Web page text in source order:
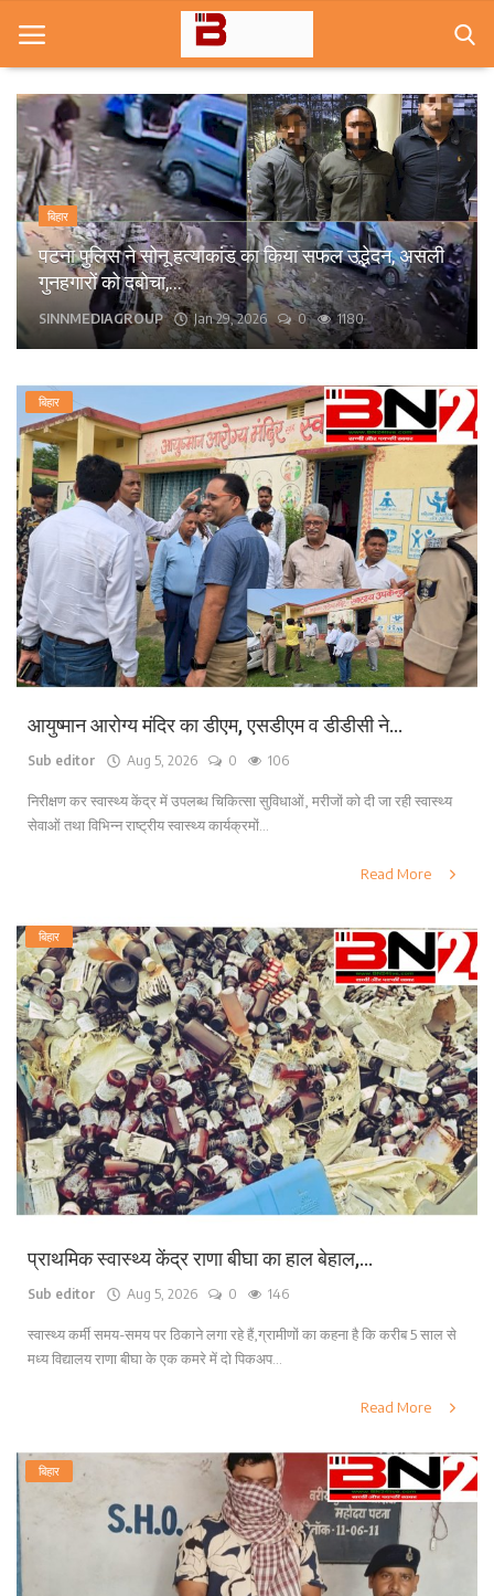
Home
खबरे
खेल
करियर
स्त्री
राज्य
कृषि
मूवी मसाला
लाइफ स्टाइल
पर्यटन
धर्म
अन्य
बिहार
पटना के कंकड़बाग केंद्रीय विद्यालय के पास बीच सड़क पर
गिरा पेड़, आवागमन बाधित।
bn24live Sep 13, 2025 0 1568
बिहार
आयुष्मान आरोग्य मंदिर का डीएम, एसडीएम व डीडीसी ने...
Sub editor Aug 5, 2026 0 106
निरीक्षण कर स्वास्थ्य केंद्र में उपलब्ध चिकित्सा सुविधाओं, मरीजों को दी जा रही स्वास्थ्य
सेवाओं तथा विभिन्न राष्ट्रीय स्वास्थ्य कार्यक्रमों...
Read More
बिहार
प्राथमिक स्वास्थ्य केंद्र राणा बीघा का हाल बेहाल,...
Sub editor Aug 5, 2026 0 146
स्वास्थ्य कर्मी समय-समय पर ठिकाने लगा रहे हैं,ग्रामीणों का कहना है कि करीब 5 साल से
मध्य विद्यालय राणा बीघा के एक कमरे में दो पिकअप...
Read More
बिहार